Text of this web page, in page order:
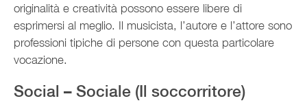
originalità e creatività possono essere libere di
esprimersi al meglio. Il musicista, l’autore e l’attore sono
professioni tipiche di persone con questa particolare
vocazione.
Social – Sociale (Il soccorritore)